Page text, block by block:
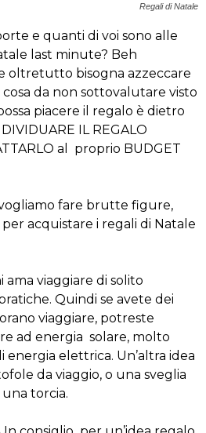
Regali di Natale
e quanti di voi sono alle
last minute? Beh
oltretutto bisogna azzeccare
da non sottovalutare visto
piacere il regalo è dietro
IL REGALO
al proprio BUDGET
fare brutte figure,
acquistare i regali di Natale
ama viaggiare di solito
Quindi se avete dei
viaggiare, potreste
ad energia solare, molto
energia elettrica. Un’altra idea
da viaggio, o una sveglia
torcia.